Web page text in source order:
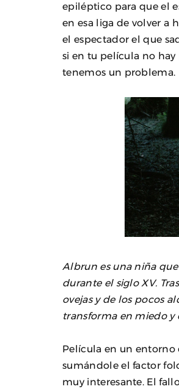
epiléptico para que el
en esa liga de volver a
el espectador el que
si en tu película no
tenemos un problema.
Albrun es una niña
durante el siglo XV.
ovejas y de los pocos
transforma en miedo y
Película en un entorno
sumándole el factor
muy interesante. El